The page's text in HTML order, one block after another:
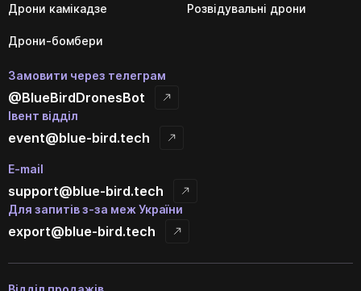
Дрони камікадзе Розвідувальні дрони
Дрони-бомбери
Замовити через телеграм
@BlueBirdDronesBot
Івент відділ
event@blue-bird.tech
E-mail
support@blue-bird.tech
Для запитів з-за меж України
export@blue-bird.tech